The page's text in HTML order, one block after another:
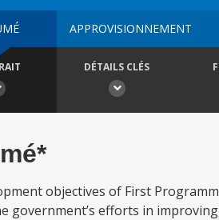
APPROVISIONNEMENT
DÉTAILS CLÉS
objectives of First
government’s efforts in